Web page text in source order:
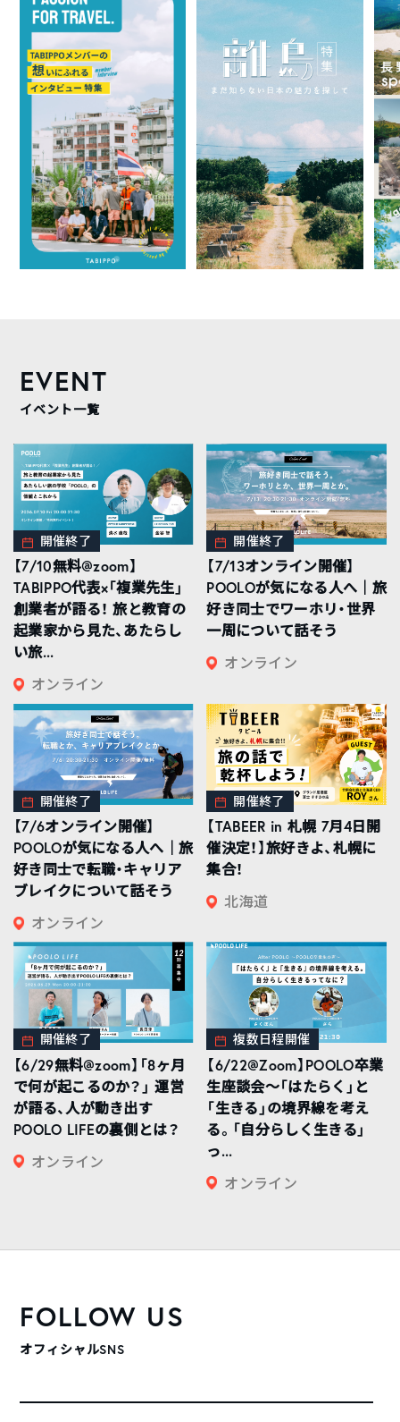
EVENT
イベント一覧
開催終了
【7/10無料@zoom】
TABIPPO代表×「複業先生」
創業者が語る！ 旅と教育の
起業家から見た、あたらし
い旅...
オンライン
開催終了
【7/13オンライン開催】
POOLOが気になる人へ｜旅
好き同士でワーホリ・世界
一周について話そう
オンライン
開催終了
【7/6オンライン開催】
POOLOが気になる人へ｜旅
好き同士で転職・キャリア
ブレイクについて話そう
オンライン
開催終了
【TABEER in 札幌 7月4日開
催決定！】旅好きよ、札幌に
集合！
北海道
開催終了
【6/29無料@zoom】「8ヶ月
で何が起こるのか？」 運営
が語る、人が動き出す
POOLO LIFEの裏側とは？
オンライン
複数日程開催
【6/22@Zoom】POOLO卒業
生座談会〜「はたらく」と
「生きる」の境界線を考え
る。「自分らしく生きる」
っ...
オンライン
FOLLOW US
オフィシャルSNS